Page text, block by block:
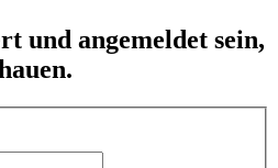
und angemeldet sein,